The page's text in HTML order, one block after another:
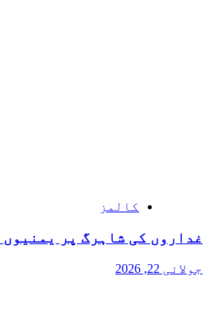
کالمز
غداروں کی شاہرگ پر یمنیوں
جولائی 22, 2026